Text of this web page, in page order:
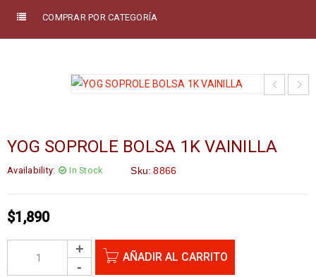
COMPRAR POR CATEGORÍA
YOG SOPROLE BOLSA 1K VAINILLA
Availability: In Stock Sku: 8866
$1,890
AÑADIR AL CARRITO